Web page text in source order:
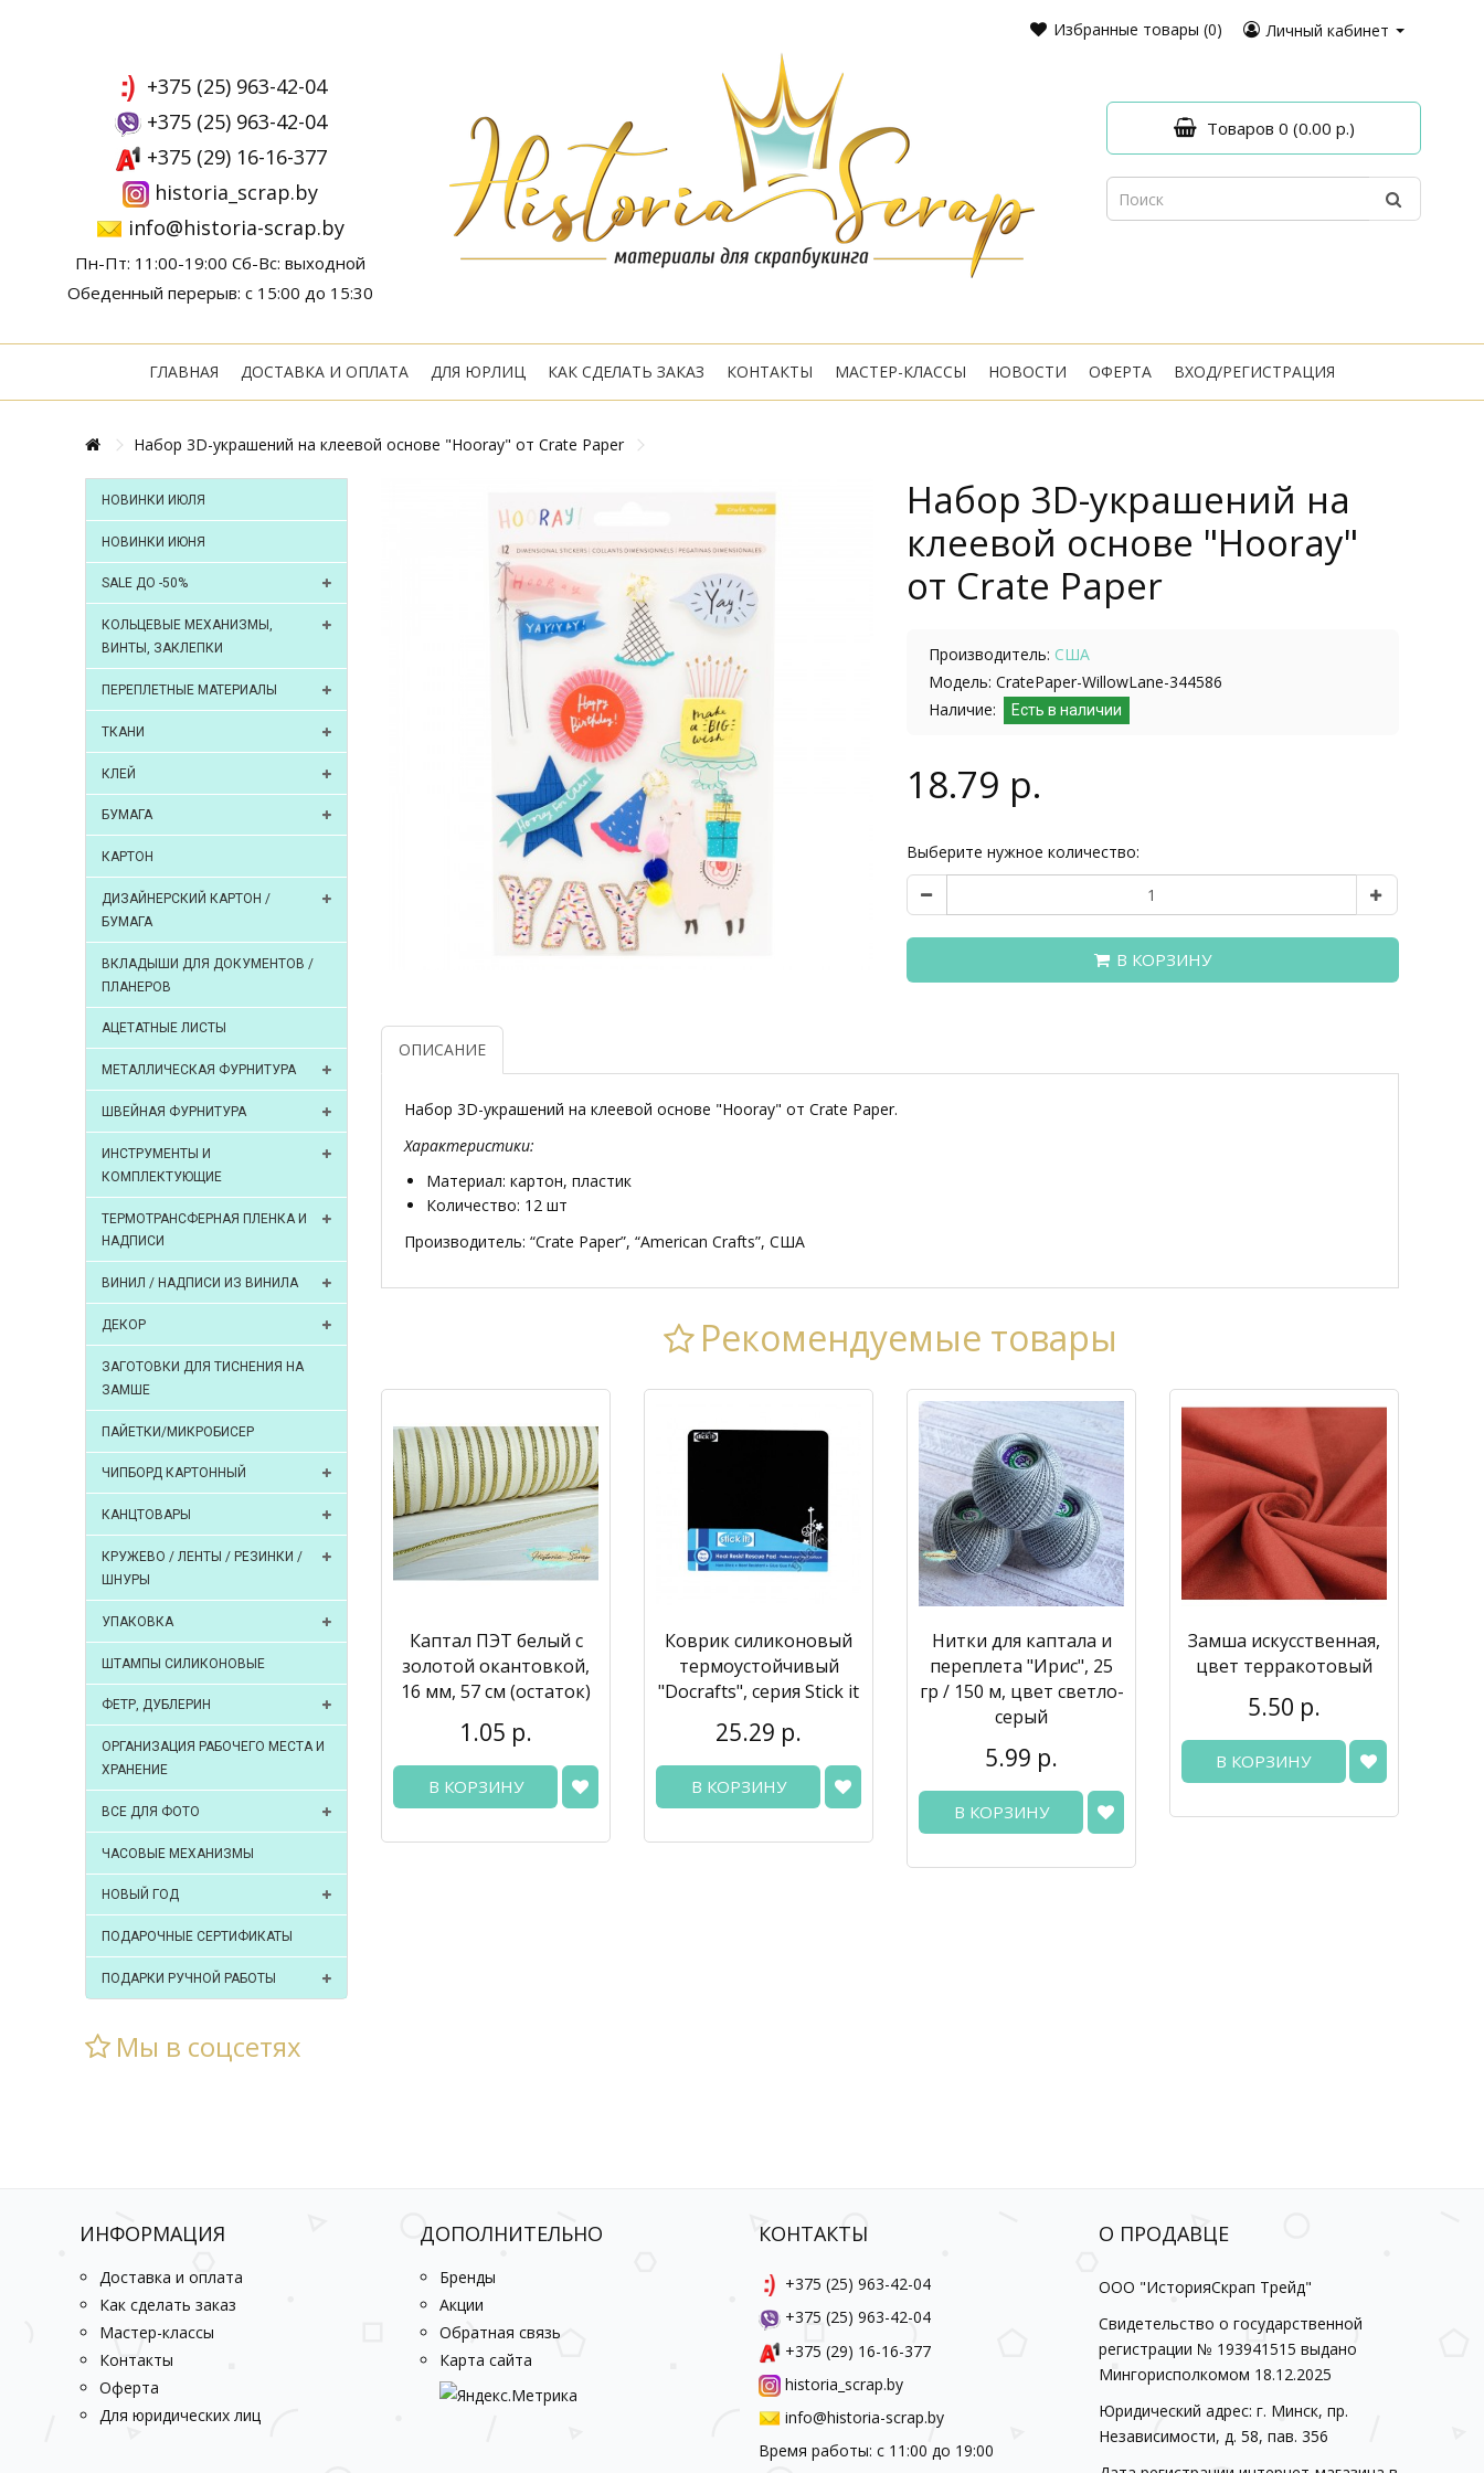
Избранные товары (0) Личный кабинет
+375 (25) 963-42-04
+375 (25) 963-42-04
+375 (29) 16-16-377
historia_scrap.by
info@historia-scrap.by
Пн-Пт: 11:00-19:00 Сб-Вс: выходной
Обеденный перерыв: с 15:00 до 15:30
Товаров 0 (0.00 р.)
ГЛАВНАЯ ДОСТАВКА И ОПЛАТА ДЛЯ ЮРЛИЦ КАК СДЕЛАТЬ ЗАКАЗ КОНТАКТЫ МАСТЕР-КЛАССЫ НОВОСТИ ОФЕРТА ВХОД/РЕГИСТРАЦИЯ
Набор 3D-украшений на клеевой основе "Hooray" от Crate Paper
НОВИНКИ ИЮЛЯ
НОВИНКИ ИЮНЯ
SALE ДО -50%
КОЛЬЦЕВЫЕ МЕХАНИЗМЫ,
ВИНТЫ, ЗАКЛЕПКИ
ПЕРЕПЛЕТНЫЕ МАТЕРИАЛЫ
ТКАНИ
КЛЕЙ
БУМАГА
КАРТОН
ДИЗАЙНЕРСКИЙ КАРТОН /
БУМАГА
ВКЛАДЫШИ ДЛЯ ДОКУМЕНТОВ /
ПЛАНЕРОВ
АЦЕТАТНЫЕ ЛИСТЫ
МЕТАЛЛИЧЕСКАЯ ФУРНИТУРА
ШВЕЙНАЯ ФУРНИТУРА
ИНСТРУМЕНТЫ И
КОМПЛЕКТУЮЩИЕ
ТЕРМОТРАНСФЕРНАЯ ПЛЕНКА И
НАДПИСИ
ВИНИЛ / НАДПИСИ ИЗ ВИНИЛА
ДЕКОР
ЗАГОТОВКИ ДЛЯ ТИСНЕНИЯ НА
ЗАМШЕ
ПАЙЕТКИ/МИКРОБИСЕР
ЧИПБОРД КАРТОННЫЙ
КАНЦТОВАРЫ
КРУЖЕВО / ЛЕНТЫ / РЕЗИНКИ /
ШНУРЫ
УПАКОВКА
ШТАМПЫ СИЛИКОНОВЫЕ
ФЕТР, ДУБЛЕРИН
ОРГАНИЗАЦИЯ РАБОЧЕГО МЕСТА И
ХРАНЕНИЕ
ВСЕ ДЛЯ ФОТО
ЧАСОВЫЕ МЕХАНИЗМЫ
НОВЫЙ ГОД
ПОДАРОЧНЫЕ СЕРТИФИКАТЫ
ПОДАРКИ РУЧНОЙ РАБОТЫ
Мы в соцсетях
Набор 3D-украшений на
клеевой основе "Hooray"
от Crate Paper
Производитель: США
Модель: CratePaper-WillowLane-344586
Наличие:
Есть в наличии
18.79 р.
Выберите нужное количество:
В КОРЗИНУ
ОПИСАНИЕ
Набор 3D-украшений на клеевой основе "Hooray" от Crate Paper.
Характеристики:
Материал: картон, пластик
Количество: 12 шт
Производитель: “Crate Paper”, “American Crafts”, США
Рекомендуемые товары
Каптал ПЭТ белый с
золотой окантовкой,
16 мм, 57 см (остаток)
1.05 р.
В КОРЗИНУ
Коврик силиконовый
термоустойчивый
"Docrafts", серия Stick it
25.29 р.
В КОРЗИНУ
Нитки для каптала и
переплета "Ирис", 25
гр / 150 м, цвет светло-
серый
5.99 р.
В КОРЗИНУ
Замша искусственная,
цвет терракотовый
5.50 р.
В КОРЗИНУ
ИНФОРМАЦИЯ
Доставка и оплата
Как сделать заказ
Мастер-классы
Контакты
Оферта
Для юридических лиц
ДОПОЛНИТЕЛЬНО
Бренды
Акции
Обратная связь
Карта сайта
КОНТАКТЫ
+375 (25) 963-42-04
+375 (25) 963-42-04
+375 (29) 16-16-377
historia_scrap.by
info@historia-scrap.by
Время работы: с 11:00 до 19:00
О ПРОДАВЦЕ
ООО "ИсторияСкрап Трейд"
Свидетельство о государственной
регистрации № 193941515 выдано
Мингорисполкомом 18.12.2025
Юридический адрес: г. Минск, пр.
Независимости, д. 58, пав. 356